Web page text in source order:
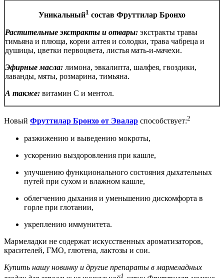
Уникальный1 состав Фруттилар Бронхо
Растительные экстракты и отвары: экстракты травы
тимьяна и плюща, корни алтея и солодки, трава чабреца и
душицы, цветки первоцвета, листья мать-и-мачехи.
Эфирные масла: лимона, эвкалипта, шалфея, гвоздики,
лаванды, мяты, розмарина, тимьяна.
А также: витамин С и ментол.
Новый Фруттилар Бронхо от Эвалар способствует:2
разжижению и выведению мокроты,
ускорению выздоровления при кашле,
улучшению функционального состояния дыхательных
путей при сухом и влажном кашле,
облегчению дыхания и уменьшению дискомфорта в
горле при глотании,
укреплению иммунитета.
Мармеладки не содержат искусственных ароматизаторов,
красителей, ГМО, глютена, лактозы и сои.
Купить нашу новинку и другие препараты в мармеладных
1